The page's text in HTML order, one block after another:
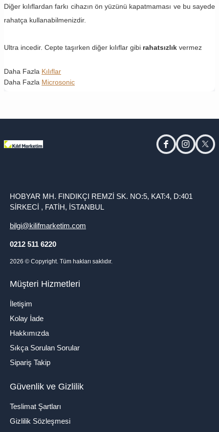
Diğer kılıflardan farkı cihazın ön yüzünü kapatmaması ve bu sayede
rahatça kullanabilmenizdir.
Ultra incedir. Cepte taşırken diğer kılıflar gibi rahatsızlık vermez
Daha Fazla Kılıflar
Daha Fazla Microsonic
facebookinstagram
HOBYAR MH. FINDIKÇI REMZİ SK. NO:5, KAT:4, D:401
SİRKECİ , FATİH, İSTANBUL
bilgi@kilifmarketim.com
0212 511 6220
2026 © Copyright. Tüm hakları saklıdır.
Müşteri Hizmetleri
İletişim
Kolay İade
Hakkımızda
Sıkça Sorulan Sorular
Sipariş Takip
Güvenlik ve Gizlilik
Teslimat Şartları
Gizlilik Sözleşmesi